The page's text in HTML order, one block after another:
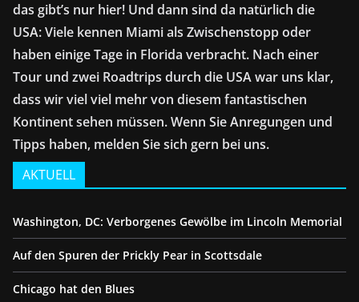
das gibt’s nur hier! Und dann sind da natürlich die
USA: Viele kennen Miami als Zwischenstopp oder
haben einige Tage in Florida verbracht. Nach einer
Tour und zwei Roadtrips durch die USA war uns klar,
dass wir viel viel mehr von diesem fantastischen
Kontinent sehen müssen. Wenn Sie Anregungen und
Tipps haben, melden Sie sich gern bei uns.
AKTUELL
Washington, DC: Verborgenes Gewölbe im Lincoln Memorial
Auf den Spuren der Prickly Pear in Scottsdale
Chicago hat den Blues